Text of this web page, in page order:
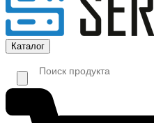
Каталог